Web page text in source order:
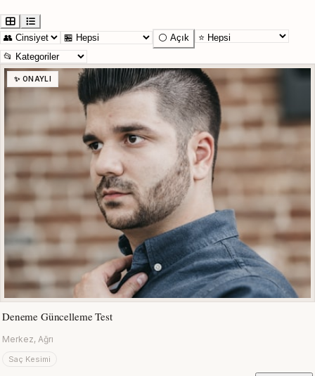
⚪ Açık
✨ ONAYLI
Deneme Güncelleme Test
Merkez, Ağrı
Saç Kesimi